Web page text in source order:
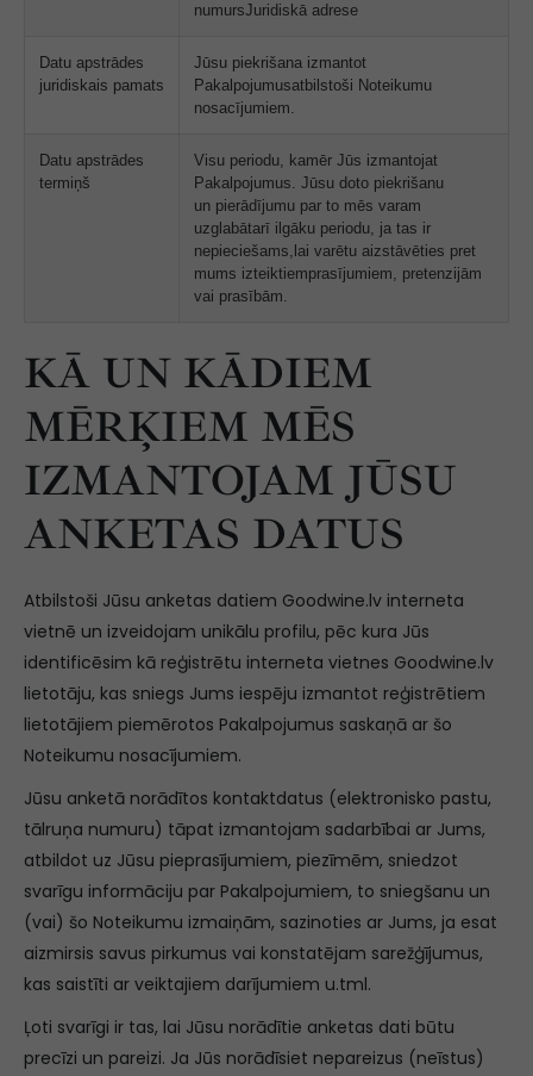
numursJuridiskā adrese
Datu apstrādes
juridiskais pamats
Jūsu piekrišana izmantot
Pakalpojumusatbilstoši Noteikumu
nosacījumiem.
Datu apstrādes
termiņš
Visu periodu, kamēr Jūs izmantojat
Pakalpojumus. Jūsu doto piekrišanu
un pierādījumu par to mēs varam
uzglabātarī ilgāku periodu, ja tas ir
nepieciešams,lai varētu aizstāvēties pret
mums izteiktiemprasījumiem, pretenzijām
vai prasībām.
KĀ UN KĀDIEM
MĒRĶIEM MĒS
IZMANTOJAM JŪSU
ANKETAS DATUS
Atbilstoši Jūsu anketas datiem Goodwine.lv interneta
vietnē un izveidojam unikālu profilu, pēc kura Jūs
identificēsim kā reģistrētu interneta vietnes Goodwine.lv
lietotāju, kas sniegs Jums iespēju izmantot reģistrētiem
lietotājiem piemērotos Pakalpojumus saskaņā ar šo
Noteikumu nosacījumiem.
Jūsu anketā norādītos kontaktdatus (elektronisko pastu,
tālruņa numuru) tāpat izmantojam sadarbībai ar Jums,
atbildot uz Jūsu pieprasījumiem, piezīmēm, sniedzot
svarīgu informāciju par Pakalpojumiem, to sniegšanu un
(vai) šo Noteikumu izmaiņām, sazinoties ar Jums, ja esat
aizmirsis savus pirkumus vai konstatējam sarežģījumus,
kas saistīti ar veiktajiem darījumiem u.tml.
Ļoti svarīgi ir tas, lai Jūsu norādītie anketas dati būtu
precīzi un pareizi. Ja Jūs norādīsiet nepareizus (neīstus)